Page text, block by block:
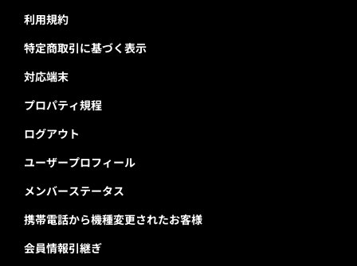
利用規約
特定商取引に基づく表示
対応端末
プロパティ規程
ログアウト
ユーザープロフィール
メンバーステータス
携帯電話から機種変更されたお客様
会員情報引継ぎ